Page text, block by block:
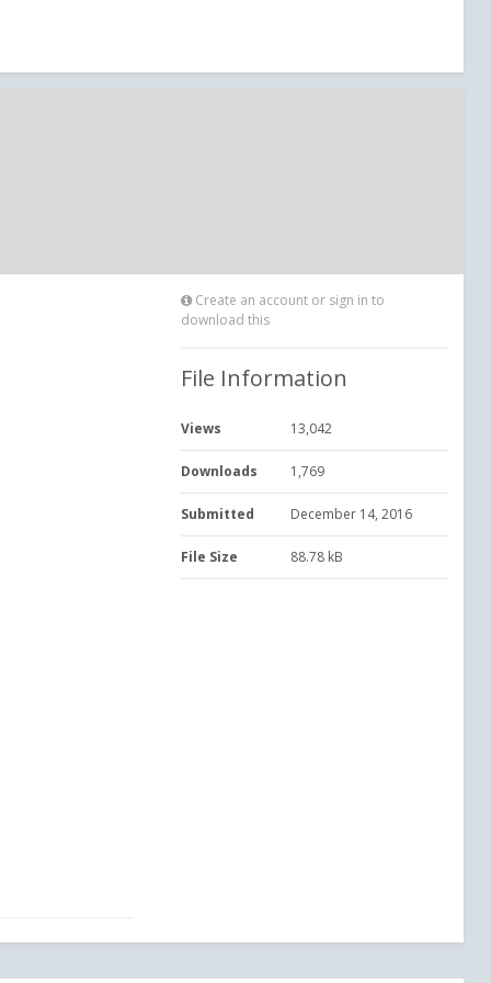
Create an account or sign in to
download this
File Information
Views 13,042
Downloads 1,769
Submitted December 14, 2016
File Size 88.78 kB